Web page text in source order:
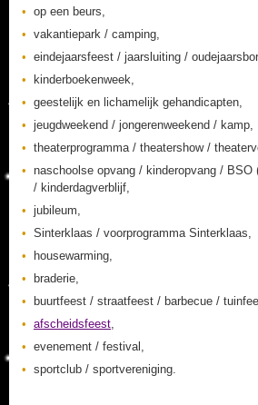
op een beurs,
vakantiepark / camping,
eindejaarsfeest / jaarsluiting /
kinderboekenweek,
geestelijk en lichamelijk gehandicapten,
jeugdweekend / jongerenweekend / kamp,
theaterprogramma / theatershow /
naschoolse opvang / kinderopvang / BSO
/ kinderdagverblijf,
jubileum,
Sinterklaas / voorprogramma Sinterklaas,
housewarming,
braderie,
buurtfeest / straatfeest / barbecue /
afscheidsfeest,
evenement / festival,
sportclub / sportvereniging.